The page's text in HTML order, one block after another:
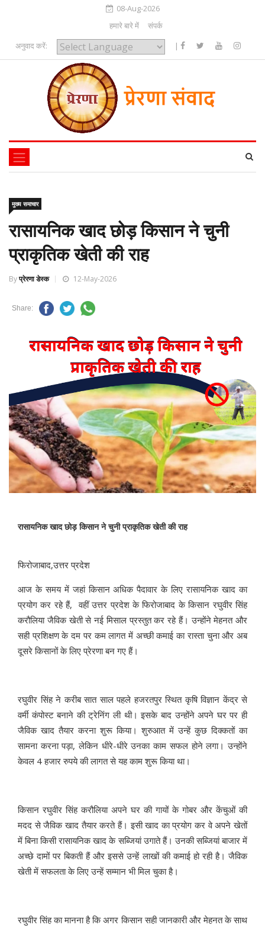
08-Aug-2026
हमारे बारे में
संपर्क
अनुवाद करें:
Powered by
|
मुख्य समाचार
रासायनिक खाद छोड़ किसान ने चुनी
प्राकृतिक खेती की राह
Byप्रेरणा डेस्क 12-May-2026
Share:
रासायनिक खाद छोड़ किसान ने चुनी प्राकृतिक खेती की राह
फिरोजाबाद,उत्तर प्रदेश
आज के समय में जहां किसान अधिक पैदावार के लिए रासायनिक खाद का
प्रयोग कर रहे हैं, वहीं उत्तर प्रदेश के फिरोजाबाद के किसान रघुवीर सिंह
करौलिया जैविक खेती से नई मिसाल प्रस्तुत कर रहे हैं। उन्होंने मेहनत और
सही प्रशिक्षण के दम पर कम लागत में अच्छी कमाई का रास्ता चुना और अब
दूसरे किसानों के लिए प्रेरणा बन गए हैं।
रघुवीर सिंह ने करीब सात साल पहले हजरतपुर स्थित कृषि विज्ञान केंद्र से
वर्मी कंपोस्ट बनाने की ट्रेनिंग ली थी। इसके बाद उन्होंने अपने घर पर ही
जैविक खाद तैयार करना शुरू किया। शुरुआत में उन्हें कुछ दिक्कतों का
सामना करना पड़ा, लेकिन धीरे-धीरे उनका काम सफल होने लगा। उन्होंने
केवल 4 हजार रुपये की लागत से यह काम शुरू किया था।
किसान रघुवीर सिंह करौलिया अपने घर की गायों के गोबर और केंचुओं की
मदद से जैविक खाद तैयार करते हैं। इसी खाद का प्रयोग कर वे अपने खेतों
में बिना किसी रासायनिक खाद के सब्जियां उगाते हैं। उनकी सब्जियां बाजार में
अच्छे दामों पर बिकती हैं और इससे उन्हें लाखों की कमाई हो रही है। जैविक
खेती में सफलता के लिए उन्हें सम्मान भी मिल चुका है।
रघुवीर सिंह का मानना है कि अगर किसान सही जानकारी और मेहनत के साथ